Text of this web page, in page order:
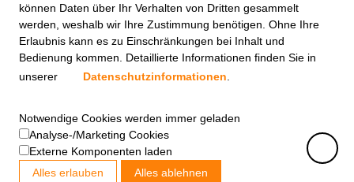
können Daten über Ihr Verhalten von Dritten gesammelt
werden, weshalb wir Ihre Zustimmung benötigen. Ohne Ihre
Erlaubnis kann es zu Einschränkungen bei Inhalt und
Bedienung kommen. Detaillierte Informationen finden Sie in
unserer
Datenschutzinformationen
Notwendige Cookies werden immer geladen
Analyse-/Marketing Cookies
Externe Komponenten laden
Alles erlauben
Alles ablehnen